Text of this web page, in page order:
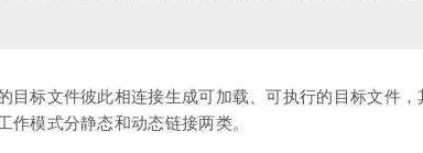
目标文件彼此相连接生成可加载、可执行的目标文件
作模式分静态和动态链接两类。